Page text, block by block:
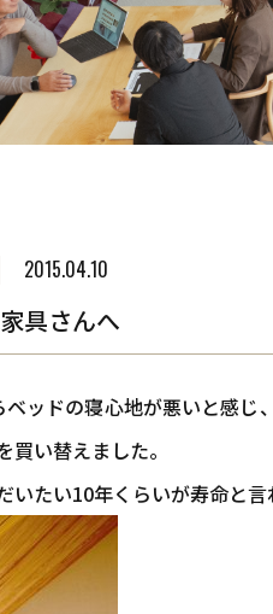
住宅性能
Show
ショール
2015.04.10
具さんへ
ッドの寝心地が悪いと感じ
買い替えました。
いたい10年くらいが寿命と言